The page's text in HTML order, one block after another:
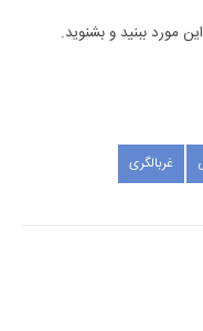
مورد ببنید و بشنوید.
غربالگری